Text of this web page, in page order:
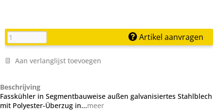
Artikel aanvragen
Aan verlanglijst toevoegen
Beschrijving
Fasskühler in Segmentbauweise außen galvanisiertes Stahlblech
mit Polyester-Überzug in...meer